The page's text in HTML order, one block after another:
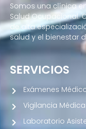
Somos una clínica
Salud Ocupacional.
de alta
salud y el bienestar
SERVICIOS
Exámenes
Vigilancia
Laboratorio